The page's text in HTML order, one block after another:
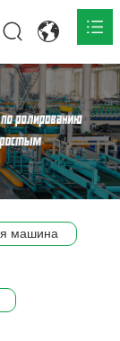


машина